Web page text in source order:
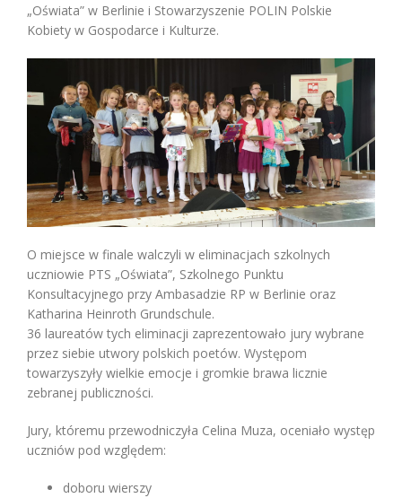
„Oświata” w Berlinie i Stowarzyszenie POLIN Polskie
Kobiety w Gospodarce i Kulturze.
O miejsce w finale walczyli w eliminacjach szkolnych
uczniowie PTS „Oświata”, Szkolnego Punktu
Konsultacyjnego przy Ambasadzie RP w Berlinie oraz
Katharina Heinroth Grundschule.
36 laureatów tych eliminacji zaprezentowało jury wybrane
przez siebie utwory polskich poetów. Występom
towarzyszyły wielkie emocje i gromkie brawa licznie
zebranej publiczności.
Jury, któremu przewodniczyła Celina Muza, oceniało występ
uczniów pod względem:
doboru wierszy